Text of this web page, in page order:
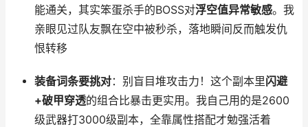
能通关，其实笨蛋杀手的BOSS对浮空值异常敏感。我
亲眼见过队友飘在空中被秒杀，落地瞬间反而触发仇
恨转移
装备词条要挑对：别盲目堆攻击力！这个副本里闪避
+破甲穿透的组合比暴击更实用。我自己用的是2600
级武器打3000级副本，全靠属性搭配才勉强活着